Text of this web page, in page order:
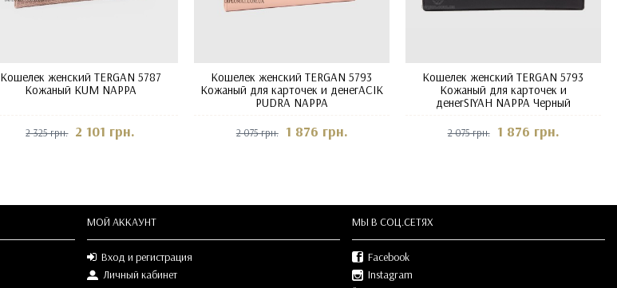
Кошелек женский TERGAN 5787
Кожаный KUM NAPPA
2 325 грн. 2 101 грн.
Кошелек женский TERGAN 5793
Кожаный для карточек и денегACIK
PUDRA NAPPA
2 075 грн. 1 876 грн.
Кошелек женский TERGAN 5793
Кожаный для карточек и
денегSIYAH NAPPA Черный
2 075 грн. 1 876 грн.
МОЙ АККАУНТ
Вход и регистрация
Личный кабинет
МЫ В СOЦ.СЕТЯХ
Facebook
Instagram